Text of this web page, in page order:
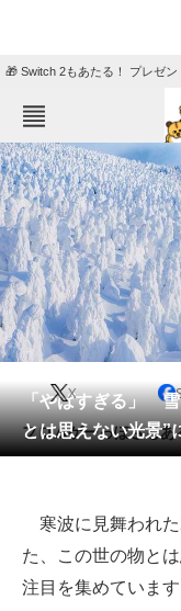
🎁 Switch 2もあたる！ プレゼン
ねとらぼメニュー
TOP
エンタメ
グルメ
住まい
動物
会員記事
メディア
ITの今と未来を見通す
スマホと通信の最新
「やばすぎる」 雪
とは思えない光景
X
フロムゲーっぽさもあ
寒波に見舞われた
た、この世の物と
注目を集めています